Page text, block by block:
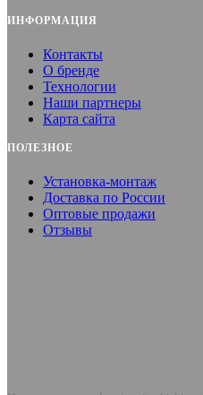
ИНФОРМАЦИЯ
Контакты
О бренде
Технологии
Наши партнеры
Карта сайта
ПОЛЕЗНОЕ
Установка-монтаж
Доставка по России
Оптовые продажи
Отзывы